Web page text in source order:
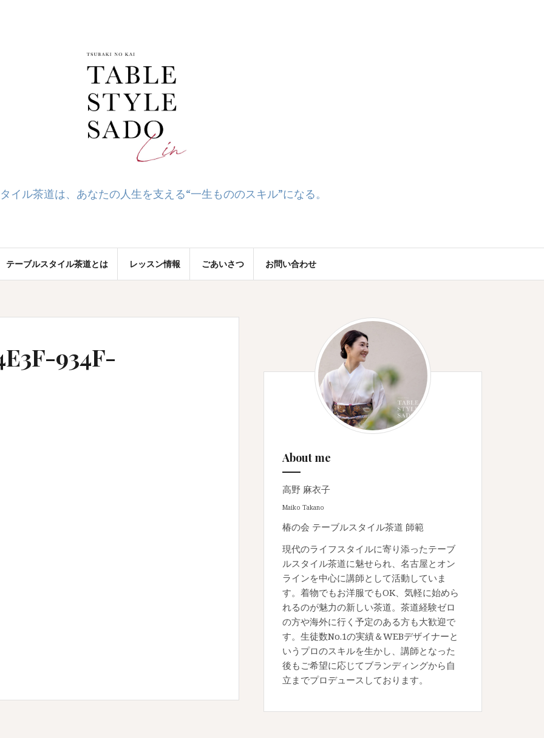
イル茶道は、あなたの人生を支える“一生もののスキル”になる。
テーブルスタイル茶道とは レッスン情報 ごあいさつ お問い合わせ
934F-
About me
高野 麻衣子
Maiko Takano
椿の会 テーブルスタイル茶道 師範
現代のライフスタイルに寄り添ったテーブ
ルスタイル茶道に魅せられ、名古屋とオン
ラインを中心に講師として活動していま
す。着物でもお洋服でもOK、気軽に始めら
れるのが魅力の新しい茶道。茶道経験ゼロ
の方や海外に行く予定のある方も大歓迎で
す。生徒数No.1の実績＆WEBデザイナーと
いうプロのスキルを生かし、講師となった
後もご希望に応じてブランディングから自
立までプロデュースしております。